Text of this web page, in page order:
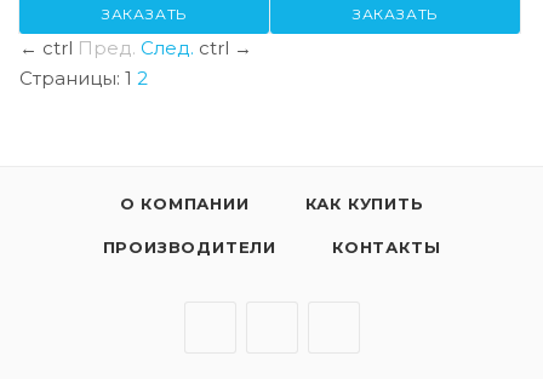
ЗАКАЗАТЬ ЗАКАЗАТЬ
← ctrl Пред. След. ctrl →
Страницы: 1 2
О КОМПАНИИ КАК КУПИТЬ
ПРОИЗВОДИТЕЛИ КОНТАКТЫ